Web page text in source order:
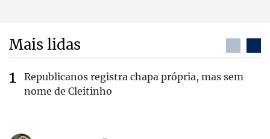
Mais lidas
Republicanos registra chapa própria, mas sem
nome de Cleitinho